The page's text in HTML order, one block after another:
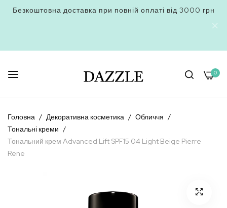
Безкоштовна доставка при повній оплаті від 3000 грн
0
to
Content
Головна Декоративна косметика
Обличчя
Тональні креми
Тональний крем Advanced Lift SPF15 04 Light Beige Pierre
Rene